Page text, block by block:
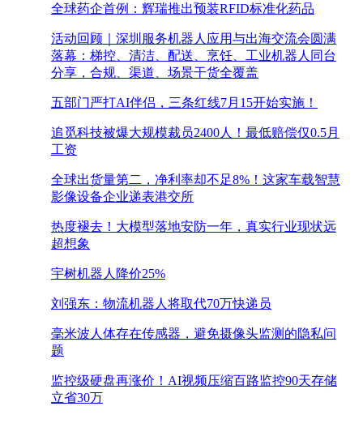
全球药企首例：辉瑞推出预装RFID标准化药品
活动回顾｜深圳服务机器人应用与出海交流会圆满
落幕：梯控、清洁、配送、烹饪、工业机器人同台
分享，合规、渠道、场景干货全覆盖
五部门严打AI伴侣，三条红线7月15开始实施！
追觅科技被爆大规模裁员2400人！最低赔偿仅0.5月
工资
全球出货量第二，净利率却不足8%！这家车载智慧
影像设备企业递表港交所
热度褪去！大模型落地安防一年，真实行业现状远
超想象
宇树机器人降价25%
刘强东：物流机器人将取代70万快递员
毫米波人体存在传感器，避免摄像头监测的隐私问
题
监控级硬盘再涨价！AI视频压缩百路监控90天存储
立省30万